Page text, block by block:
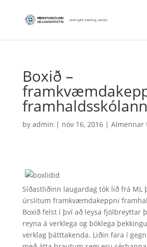
Boxið –
by admin | nóv 16, 2016| Almennar
Síðastliðinn laugardag tók lið frá ML
úrslitum framkvæmdakeppni
Boxið felst í því að leysa fjölbreyttar
reyna á verklega og bóklega
verklag þátttakenda. Liðin fara í